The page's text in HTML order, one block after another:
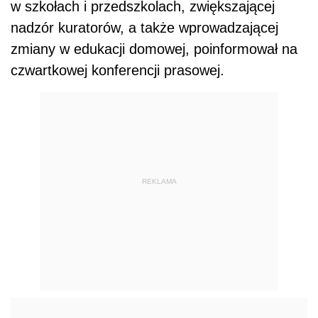
w szkołach i przedszkolach, zwiększającej
nadzór kuratorów, a także wprowadzającej
zmiany w edukacji domowej, poinformował na
czwartkowej konferencji prasowej.
REKLAMA